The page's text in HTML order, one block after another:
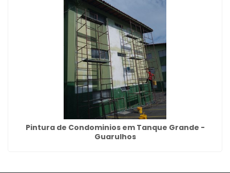
Pintura de Condominios em Tanque Grande -
Guarulhos